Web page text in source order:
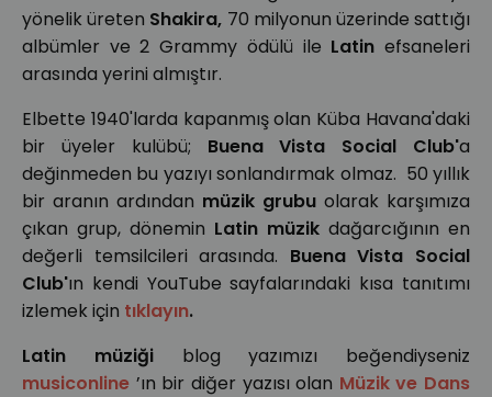
yönelik üreten Shakira, 70 milyonun üzerinde sattığı
albümler ve 2 Grammy ödülü ile Latin efsaneleri
arasında yerini almıştır.
Elbette 1940'larda kapanmış olan Küba Havana'daki
bir üyeler kulübü; Buena Vista Social Club'a
değinmeden bu yazıyı sonlandırmak olmaz. 50 yıllık
bir aranın ardından müzik grubu olarak karşımıza
çıkan grup, dönemin Latin müzik dağarcığının en
değerli temsilcileri arasında. Buena Vista Social
Club'ın kendi YouTube sayfalarındaki kısa tanıtımı
izlemek için tıklayın.
Latin müziğiblog yazımızı beğendiyseniz
musiconline ’ın bir diğer yazısı olan Müzik ve Dans